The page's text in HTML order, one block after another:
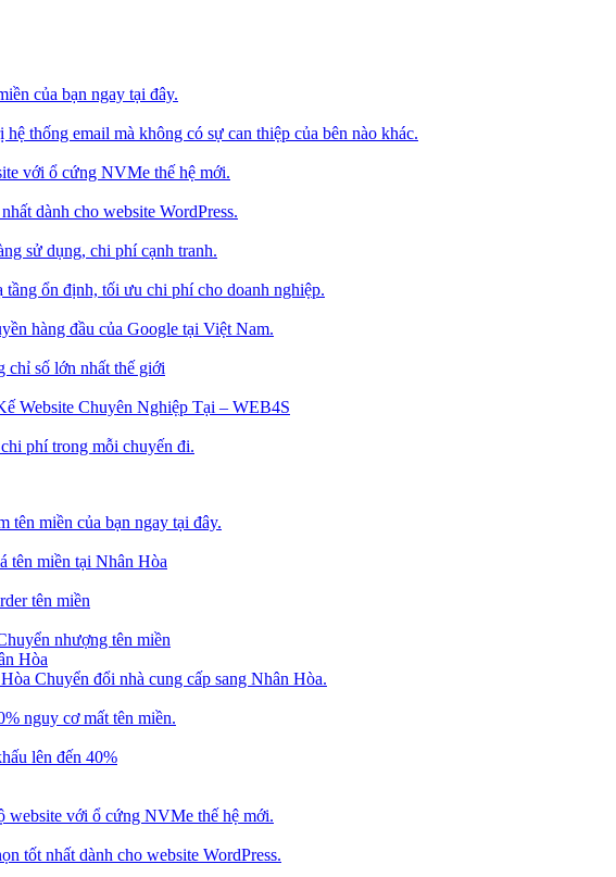
của bạn ngay tại đây.
hệ thống email mà không có sự can thiệp của bên nào khác.
với ổ cứng NVMe thế hệ mới.
dành cho website WordPress.
sử dụng, chi phí cạnh tranh.
tầng ổn định, tối ưu chi phí cho doanh nghiệp.
hàng đầu của Google tại Việt Nam.
chỉ số lớn nhất thế giới
Website Chuyên Nghiệp Tại – WEB4S
phí trong mỗi chuyến đi.
tên miền của bạn ngay tại đây.
tên miền tại Nhân Hòa
tên miền
nhượng tên miền
Chuyển đổi nhà cung cấp sang Nhân Hòa.
nguy cơ mất tên miền.
lên đến 40%
website với ổ cứng NVMe thế hệ mới.
tốt nhất dành cho website WordPress.